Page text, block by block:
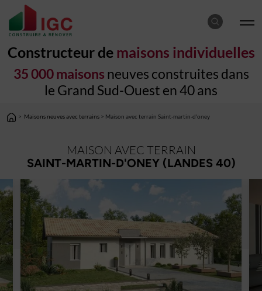
Constructeur de maisons individuelles
35 000 maisons neuves construites dans
le Grand Sud-Ouest en 40 ans
> Maisons neuves avec terrains > Maison avec terrain Saint-martin-d'oney
MAISON AVEC TERRAIN
SAINT-MARTIN-D'ONEY (LANDES 40)